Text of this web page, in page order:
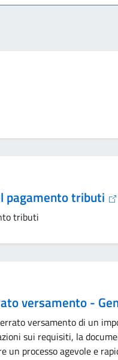
pagamento tributi
tributi
versamento -
versamento di un
sui requisiti, la
un processo agevole e